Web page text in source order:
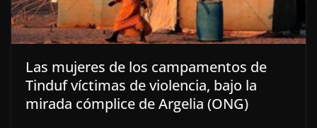
Las mujeres de los campamentos de
Tinduf víctimas de violencia, bajo la
mirada cómplice de Argelia (ONG)